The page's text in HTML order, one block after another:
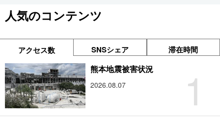
人気のコンテンツ
アクセス数 SNSシェア 滞在時間
1
熊本地震被害状況
2026.08.07